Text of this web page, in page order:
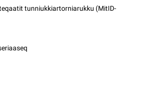
tunniukkiartorniarukku (MitID-